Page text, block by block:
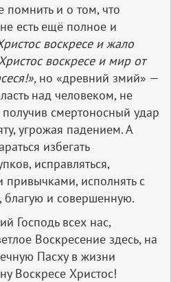
и о том, что
есть ещё полное и
воскресе и жало
воскресе и мир от
но «древний змий» —
над человеком, не
смертоносный удар
угрожая падением. А
избегать
исправляться,
привычками, исполнять с
и совершенную.
Господь всех нас,
Воскресение здесь, на
Пасху в жизни
Воскресе Христос!